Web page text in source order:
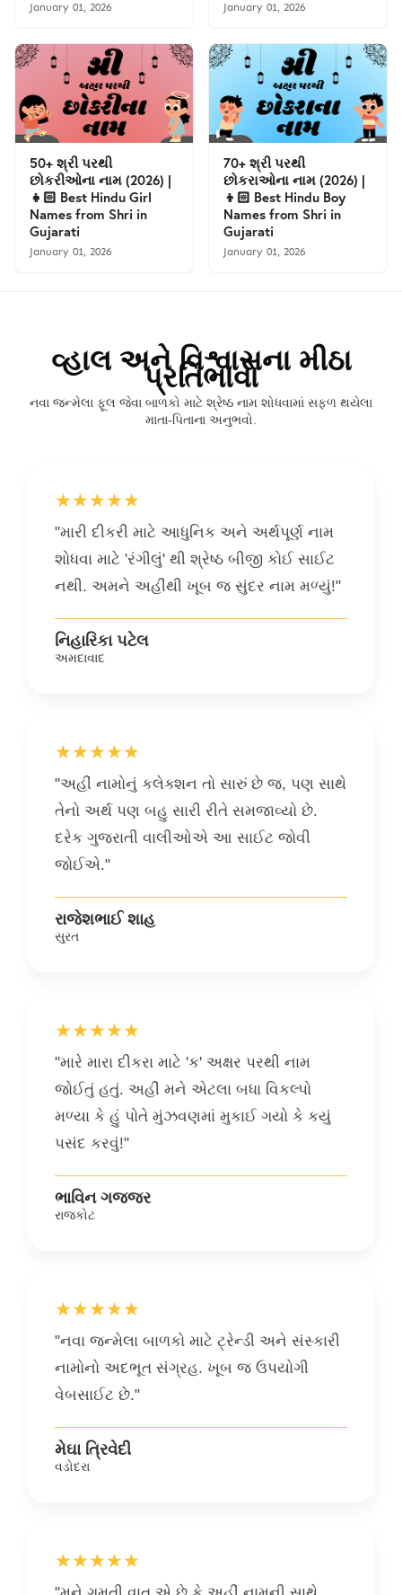
January 01, 2026 January 01, 2026
50+ શ્રી પરથી
છોકરીઓના નામ (2026) |
👧🏻 Best Hindu Girl
Names from Shri in
Gujarati
January 01, 2026
70+ શ્રી પરથી
છોકરાઓના નામ (2026) |
👦🏻 Best Hindu Boy
Names from Shri in
Gujarati
January 01, 2026
વ્હાલ અને વિશ્વાસના મીઠા
પ્રતિભાવો
નવા જન્મેલા ફૂલ જેવા બાળકો માટે શ્રેષ્ઠ નામ શોધવામાં સફળ થયેલા
માતા-પિતાના અનુભવો.
★★★★★
"મારી દીકરી માટે આધુનિક અને અર્થપૂર્ણ નામ
શોધવા માટે 'રંગીલું' થી શ્રેષ્ઠ બીજી કોઈ સાઈટ
નથી. અમને અહીંથી ખૂબ જ સુંદર નામ મળ્યું!"
નિહારિકા પટેલ
અમદાવાદ
★★★★★
"અહીં નામોનું કલેક્શન તો સારું છે જ, પણ સાથે
તેનો અર્થ પણ બહુ સારી રીતે સમજાવ્યો છે.
દરેક ગુજરાતી વાલીઓએ આ સાઈટ જોવી
જોઈએ."
રાજેશભાઈ શાહ
સુરત
★★★★★
"મારે મારા દીકરા માટે 'ક' અક્ષર પરથી નામ
જોઈતું હતું. અહીં મને એટલા બધા વિકલ્પો
મળ્યા કે હું પોતે મુંઝવણમાં મુકાઈ ગયો કે કયું
પસંદ કરવું!"
ભાવિન ગજ્જર
રાજકોટ
★★★★★
"નવા જન્મેલા બાળકો માટે ટ્રેન્ડી અને સંસ્કારી
નામોનો અદભૂત સંગ્રહ. ખૂબ જ ઉપયોગી
વેબસાઈટ છે."
મેઘા ત્રિવેદી
વડોદરા
★★★★★